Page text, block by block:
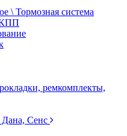
\ Тормозная система
КПП
ремкомплекты,
Дана, Сенс